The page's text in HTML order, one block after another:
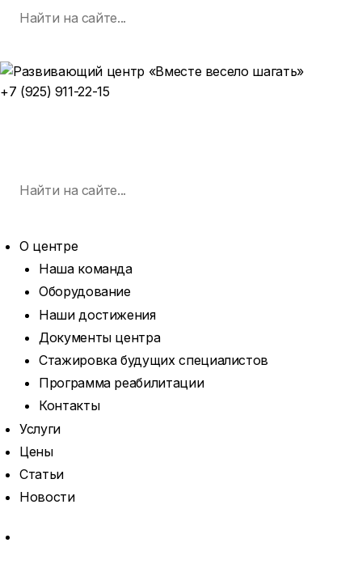
Skip
+7 (925) 911-22-15
О центре
Наша команда
Оборудование
Наши достижения
Документы центра
Стажировка будущих специалистов
Программа реабилитации
Контакты
Услуги
Цены
Статьи
Новости